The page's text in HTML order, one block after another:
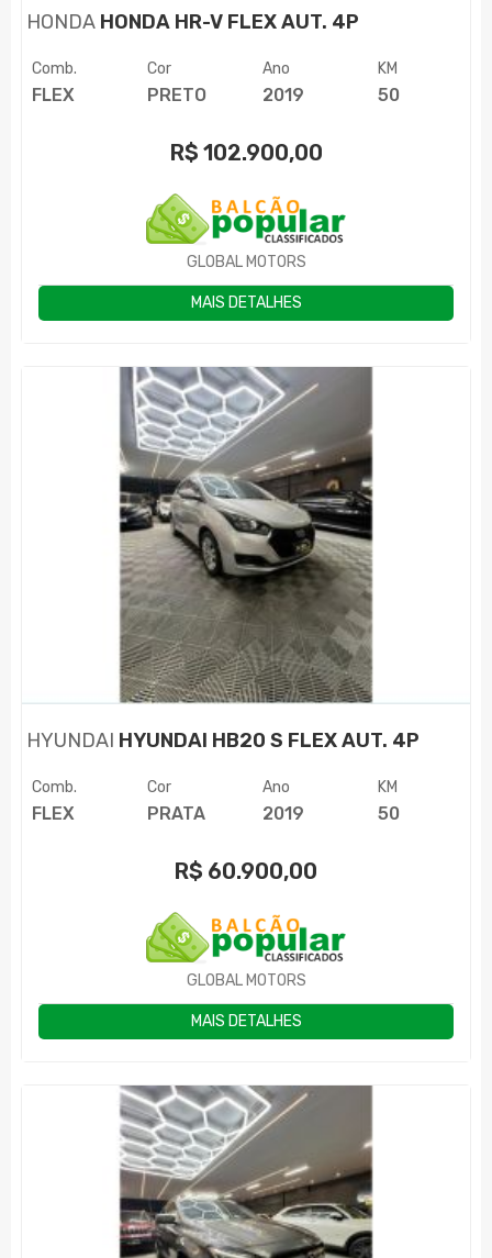
HONDA HONDA HR-V FLEX AUT. 4P
Comb.
FLEX
Cor
PRETO
Ano
2019
KM
50
R$ 102.900,00
GLOBAL MOTORS
MAIS DETALHES
HYUNDAI HYUNDAI HB20 S FLEX AUT. 4P
Comb.
FLEX
Cor
PRATA
Ano
2019
KM
50
R$ 60.900,00
GLOBAL MOTORS
MAIS DETALHES